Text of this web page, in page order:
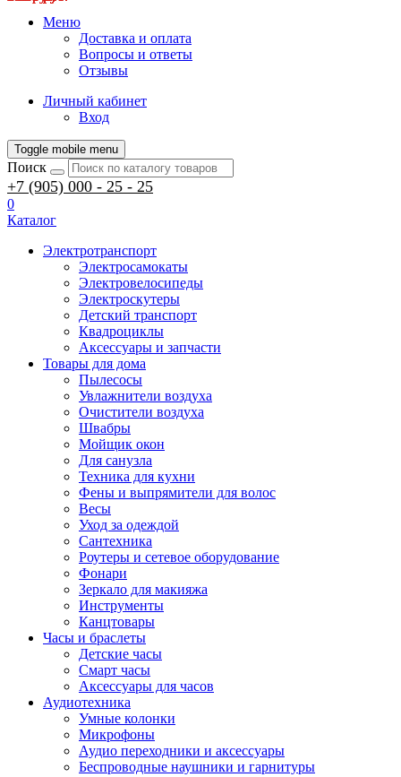
Меню
Доставка и оплата
Вопросы и ответы
Отзывы
Личный кабинет
Вход
Toggle mobile menu
Поиск
+7 (905) 000 - 25 - 25
0
Каталог
Электротранспорт
Электросамокаты
Электровелосипеды
Электроскутеры
Детский транспорт
Квадроциклы
Аксессуары и запчасти
Товары для дома
Пылесосы
Увлажнители воздуха
Очистители воздуха
Швабры
Мойщик окон
Для санузла
Техника для кухни
Фены и выпрямители для волос
Весы
Уход за одеждой
Сантехника
Роутеры и сетевое оборудование
Фонари
Зеркало для макияжа
Инструменты
Канцтовары
Часы и браслеты
Детские часы
Смарт часы
Аксессуары для часов
Аудиотехника
Умные колонки
Микрофоны
Аудио переходники и аксессуары
Беспроводные наушники и гарнитуры